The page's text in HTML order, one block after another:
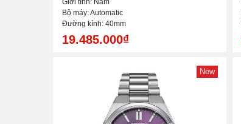
Giới tính: Nam
Bộ máy: Automatic
Đường kính: 40mm
19.485.000₫
New